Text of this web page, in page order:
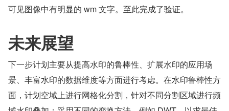
可见图像中有明显的 wm 文字。至此完成了验证。
未来展望
下一步计划主要从提高水印的鲁棒性、扩展水印的应用场
景、丰富水印的数据维度等方面进行考虑。在水印鲁棒性方
面，计划空域上进行网格化分割，针对不同分割区域进行频